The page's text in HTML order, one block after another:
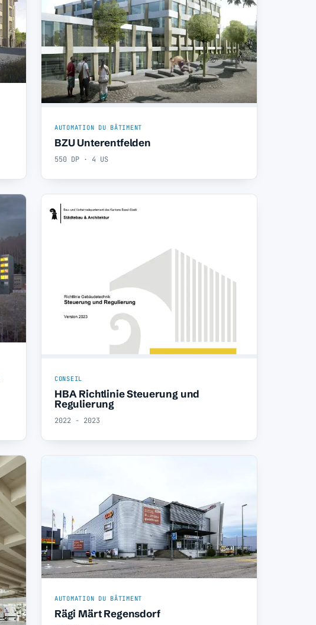
AUTOMATION DU BÂTIMENT
BZU Unterentfelden
550 DP · 4 US
CONSEIL
HBA Richtlinie Steuerung und
Regulierung
2022 - 2023
AUTOMATION DU BÂTIMENT
Rägi Märt Regensdorf